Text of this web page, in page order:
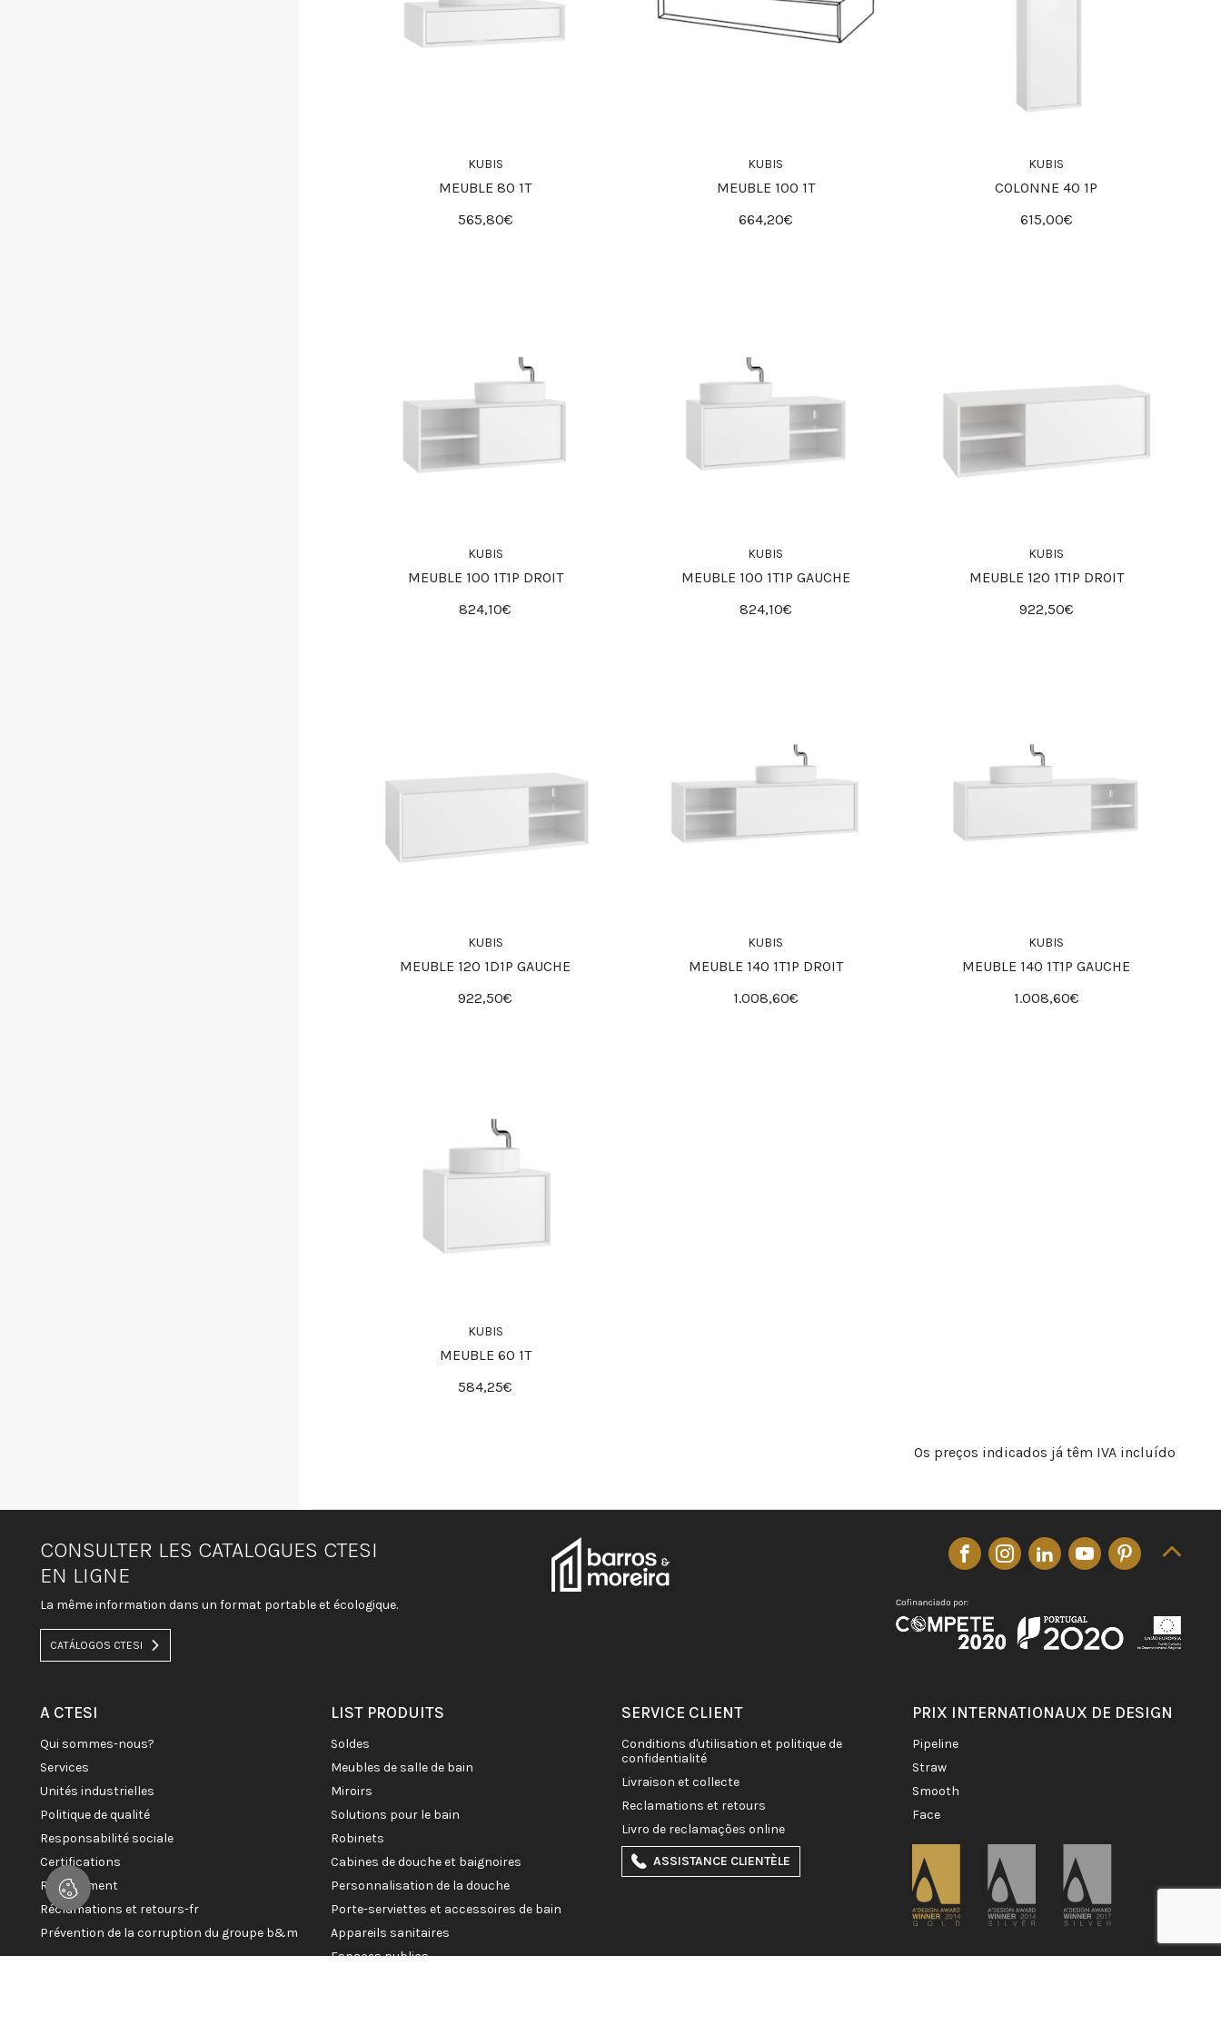
KUBIS
MEUBLE 80 1T
565,80€
KUBIS
MEUBLE 100 1T
664,20€
KUBIS
COLONNE 40 1P
615,00€
KUBIS
MEUBLE 100 1T1P DROIT
824,10€
KUBIS
MEUBLE 100 1T1P GAUCHE
824,10€
KUBIS
MEUBLE 120 1T1P DROIT
922,50€
KUBIS
MEUBLE 120 1D1P GAUCHE
922,50€
KUBIS
MEUBLE 140 1T1P DROIT
1.008,60€
KUBIS
MEUBLE 140 1T1P GAUCHE
1.008,60€
KUBIS
MEUBLE 60 1T
584,25€
Os preços indicados já têm IVA incluído
CONSULTER LES CATALOGUES CTESI
EN LIGNE
La même information dans un format portable et écologique.
CATÁLOGOS CTESI
A CTESI
qui sommes-nous?
services
unités industrielles
politique de qualité
responsabilité sociale
certifications
recrutement
réclamations et retours-fr
prévention de la corruption du groupe b&m
LIST PRODUITS
soldes
meubles de salle de bain
miroirs
solutions pour le bain
robinets
cabines de douche et baignoires
personnalisation de la douche
porte-serviettes et accessoires de bain
appareils sanitaires
espaces publics
SERVICE CLIENT
conditions d'utilisation et politique de
confidentialité
livraison et collecte
reclamations et retours
livro de reclamações online
ASSISTANCE CLIENTÈLE
PRIX INTERNATIONAUX DE DESIGN
pipeline
straw
smooth
face